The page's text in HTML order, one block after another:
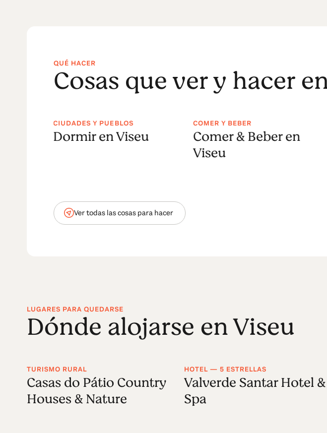
QUÉ HACER
Cosas que ver y hacer
CIUDADES Y PUEBLOS
Dormir en Viseu
COMER Y BEBER
Comer & Beber en
Viseu
Ver todas las cosas para hacer
LUGARES PARA QUEDARSE
Dónde alojarse en Viseu
TURISMO RURAL
Casas do Pátio Country
Houses & Nature
HOTEL — 5 ESTRELLAS
Valverde Santar Hotel &
Spa